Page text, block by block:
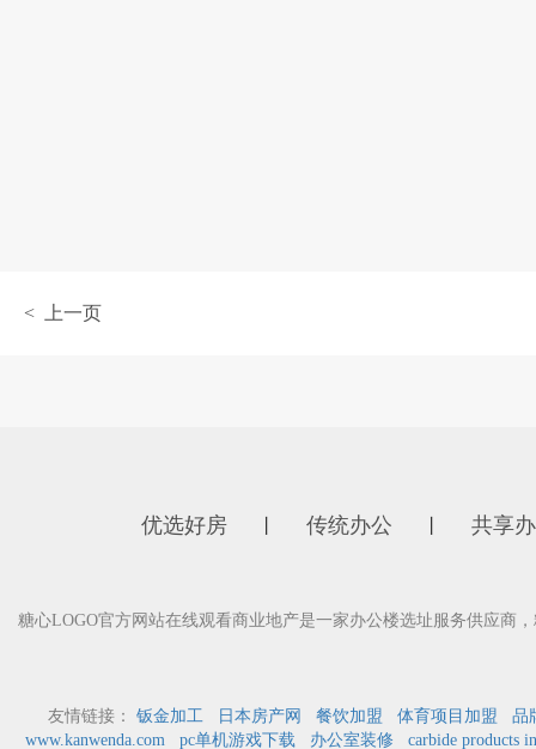
< 上一页
优选好房 传统办公 共享
糖心LOGO官方网站在线观看商业地产是一家办公楼选址服务供应商，
友情链接： 钣金加工 日本房产网 餐饮加盟 体育项目加盟
品
www.kanwenda.com
pc单机游戏下载 办公室装修 carbide products